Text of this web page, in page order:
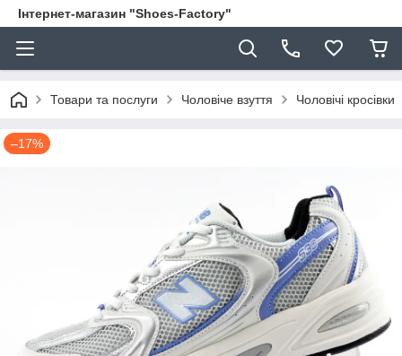
Інтернет-магазин "Shoes-Factory"
Товари та послуги Чоловіче взуття Чоловічі кросівки
–17%